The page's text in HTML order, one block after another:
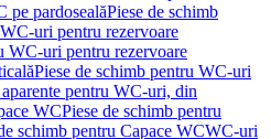
pe pardosealăPiese de schimb
WC-uri pentru rezervoare
WC-uri pentru rezervoare
Piese de schimb pentru WC-uri
pentru WC-uri, din
WCPiese de schimb pentru
schimb pentru Capace WCWC-uri